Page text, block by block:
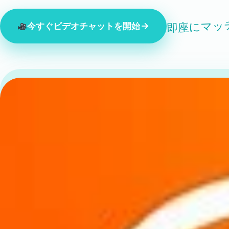
今すぐビデオチャットを開始 即座にマ